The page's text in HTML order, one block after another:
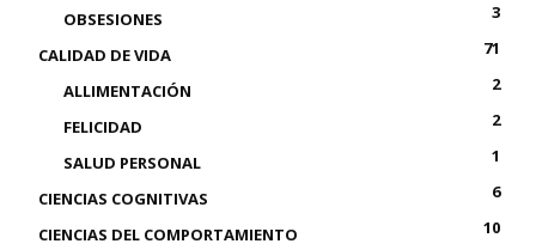
OBSESIONES
3
CALIDAD DE VIDA
71
ALLIMENTACIÓN
2
FELICIDAD
2
SALUD PERSONAL
1
CIENCIAS COGNITIVAS
6
CIENCIAS DEL COMPORTAMIENTO
10